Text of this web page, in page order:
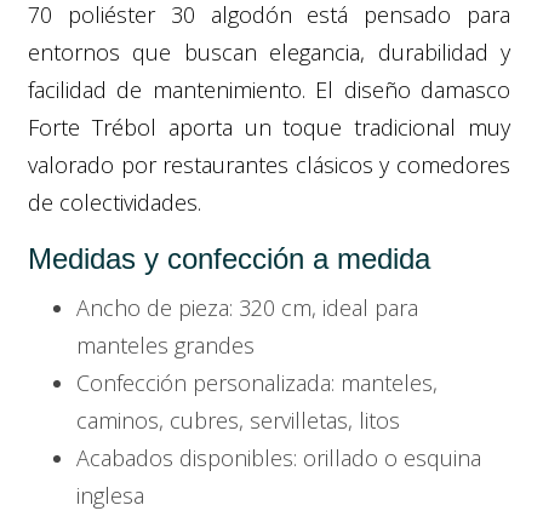
70 poliéster 30 algodón está pensado para
entornos que buscan elegancia, durabilidad y
facilidad de mantenimiento. El diseño damasco
Forte Trébol aporta un toque tradicional muy
valorado por restaurantes clásicos y comedores
de colectividades.
Medidas y confección a medida
Ancho de pieza: 320 cm, ideal para
manteles grandes
Confección personalizada: manteles,
caminos, cubres, servilletas, litos
Acabados disponibles: orillado o esquina
inglesa